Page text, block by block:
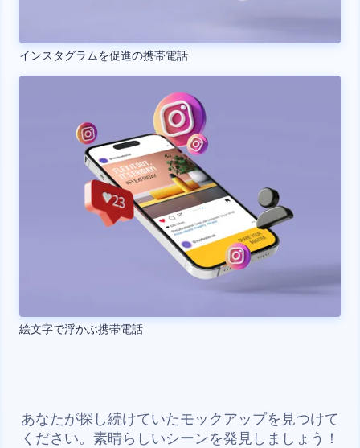
インスタグラムを促進の携帯電話
絵文字で浮かぶ携帯電話
あなたが探し続けていたモックアップを見つけて
ください。素晴らしいシーンを発見しましょう！